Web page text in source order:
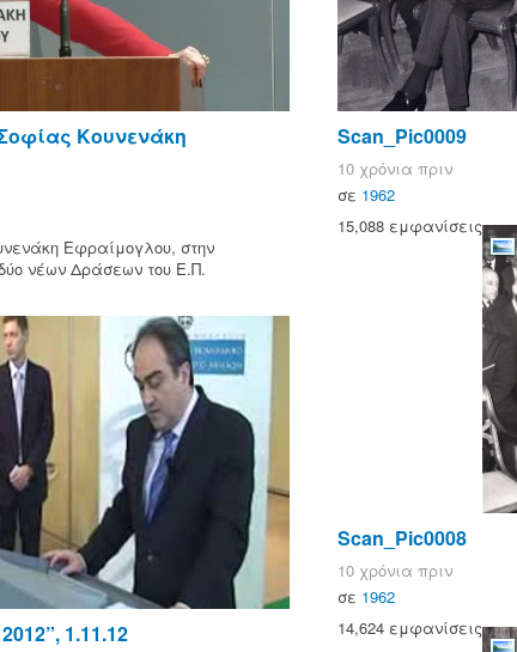
Κουνενάκη
Εφραίμογλου, στην
νέων Δράσεων του Ε.Π.
1.11.12
Scan_Pic0009
10 χρόνια πριν
σε 1962
15,088 εμφανίσεις
Scan_Pic0008
10 χρόνια πριν
σε 1962
14,624 εμφανίσεις